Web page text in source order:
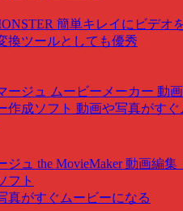
簡単キレイにビデオ
換ツールとしても優秀
ジュ the MovieMaker 動画編集
フト
真がすぐムービーになる